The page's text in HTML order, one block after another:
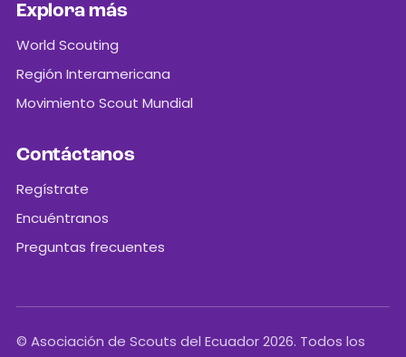
Explora más
World Scouting
Región Interamericana
Movimiento Scout Mundial
Contáctanos
Regístrate
Encuéntranos
Preguntas frecuentes
© Asociación de Scouts del Ecuador 2026. Todos los